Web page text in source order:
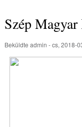
Szép
Beküldte admin - cs, 2018-